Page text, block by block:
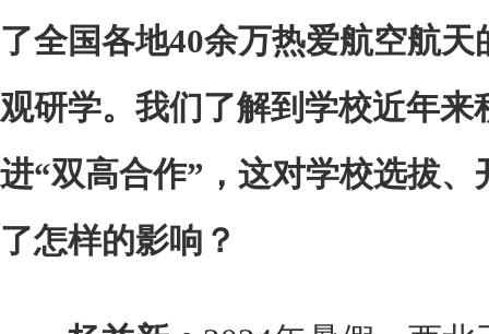
了全国各地40余万热爱航空航
观研学。我们了解到学校近年来
进“双高合作”，这对学校选拔
了怎样的影响？